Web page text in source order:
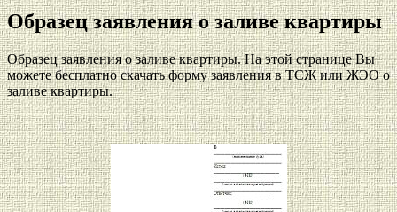
Образец заявления о заливе квартиры
Образец заявления о заливе квартиры. На этой странице Вы
можете бесплатно скачать форму заявления в ТСЖ или ЖЭО о
заливе квартиры.